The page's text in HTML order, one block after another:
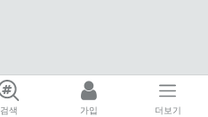
검색 가입 더보기